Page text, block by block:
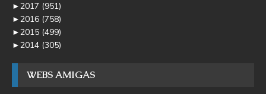
►2017 (951)
►2016 (758)
►2015 (499)
►2014 (305)
WEBS AMIGAS